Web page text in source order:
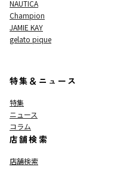
NAUTICA
Champion
JAMIE KAY
gelato pique
特集＆ニュース
特集
ニュース
コラム
店舗検索
店舗検索